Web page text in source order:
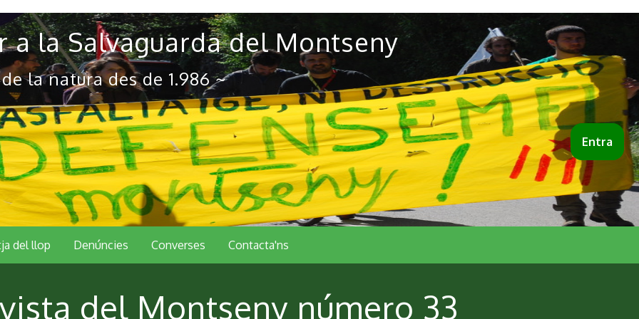
a la Salvaguarda del Montseny
la natura des de 1.986 ~
Entra
del llop Denúncies Converses Contacta'ns
del Montseny número 33